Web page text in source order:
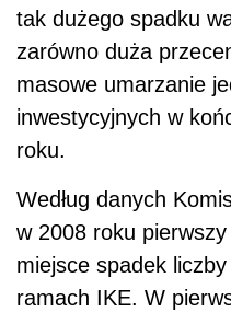
tak dużego spadku
zarówno duża
masowe umarzanie
inwestycyjnych w
roku.
Według danych
w 2008 roku
miejsce spadek
ramach IKE. W